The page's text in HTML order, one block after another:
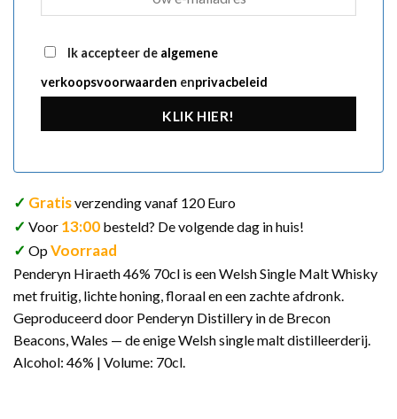
Ik accepteer de algemene
verkoopsvoorwaarden enprivacbeleid
KLIK HIER!
✓ Gratisverzending vanaf 120 Euro
✓ Voor 13:00 besteld? De volgende dag in huis!
✓ OpVoorraad
Penderyn Hiraeth 46% 70cl is een Welsh Single Malt Whisky
met fruitig, lichte honing, floraal en een zachte afdronk.
Geproduceerd door Penderyn Distillery in de Brecon
Beacons, Wales — de enige Welsh single malt distilleerderij.
Alcohol: 46% | Volume: 70cl.